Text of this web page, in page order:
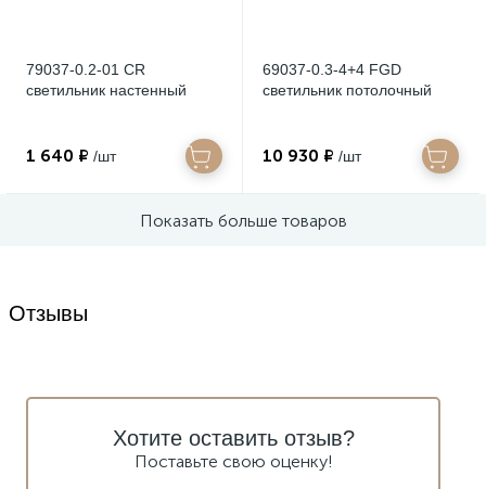
79037-0.2-01 CR
светильник настенный
1 640 ₽ /шт
69037-0.3-4+4 FGD
светильник потолочный
10 930 ₽ /шт
Показать больше товаров
Отзывы
Хотите оставить отзыв?
Поставьте свою оценку!